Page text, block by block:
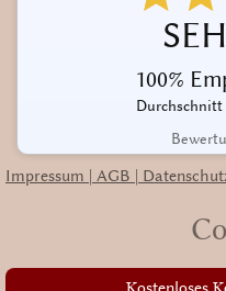
100%
Durchschnitt
Impressum | AGB |